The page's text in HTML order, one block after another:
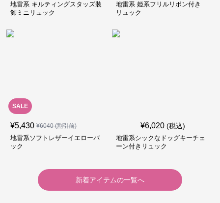
地雷系 キルティングスタッズ装
飾ミニリュック
地雷系 姫系フリルリボン付き
リュック
SALE
¥5,430 ¥6040(割引前)
地雷系ソフトレザーイエローバ
ック
¥6,020 (税込)
地雷系シックなドッグキーチェ
ーン付きリュック
新着アイテムの一覧へ